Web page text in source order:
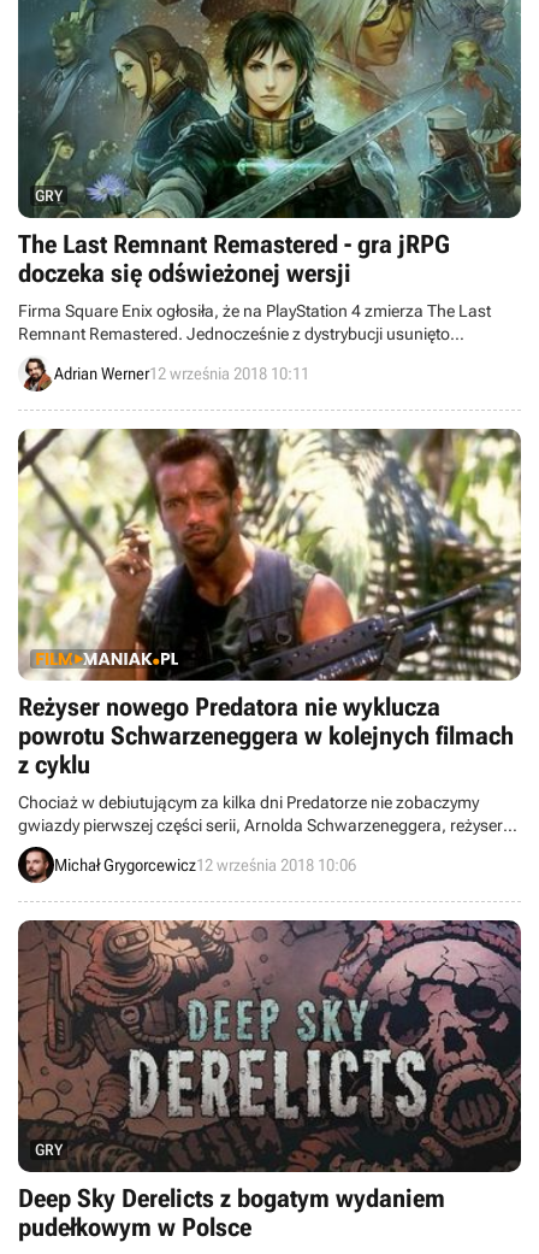
GRY
The Last Remnant Remastered - gra jRPG
doczeka się odświeżonej wersji
Firma Square Enix ogłosiła, że na PlayStation 4 zmierza The Last
Remnant Remastered. Jednocześnie z dystrybucji usunięto
pecetową wersję pierwowzoru.
Adrian Werner12 września 2018 10:11
Reżyser nowego Predatora nie wyklucza
powrotu Schwarzeneggera w kolejnych filmach
z cyklu
Chociaż w debiutującym za kilka dni Predatorze nie zobaczymy
gwiazdy pierwszej części serii, Arnolda Schwarzeneggera, reżyser
filmu Shane Black chciałby powrotu słynnego aktora w
ewentualnych kolejnych odsłonach serii. Pojawiły się również
Michał Grygorcewicz12 września 2018 10:06
GRY
Deep Sky Derelicts z bogatym wydaniem
pudełkowym w Polsce